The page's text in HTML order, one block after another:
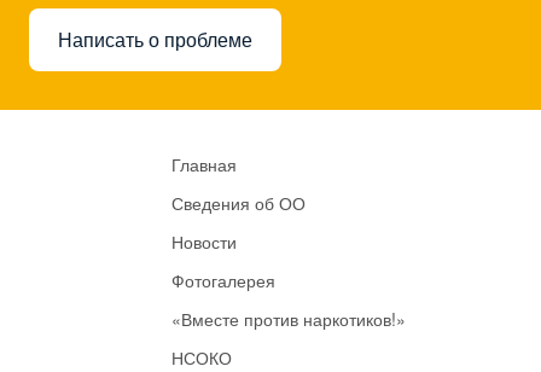
Написать о проблеме
Главная
Сведения об ОО
Новости
Фотогалерея
«Вместе против наркотиков!»
НСОКО